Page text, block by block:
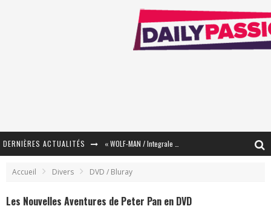
DERNIÈRES ACTUALITÉS
Accueil Divers DVD / Bluray
Les Nouvelles Aventures de Peter Pan en DVD